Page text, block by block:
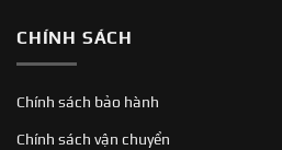
CHÍNH SÁCH
Chính sách bảo hành
Chính sách vận chuyển